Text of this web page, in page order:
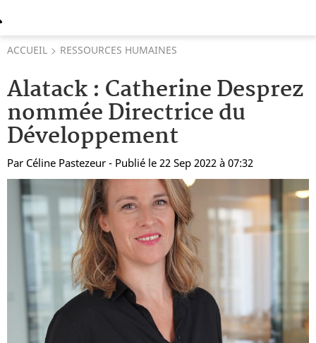
ACCUEIL RESSOURCES HUMAINES
Alatack : Catherine Desprez
nommée Directrice du
Développement
Par Céline Pastezeur - Publié le 22 Sep 2022 à 07:32